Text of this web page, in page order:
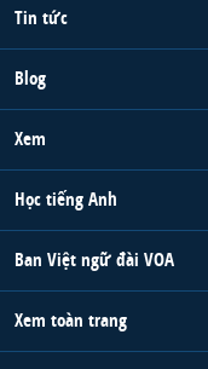
Tin tức
Blog
Xem
Học tiếng Anh
Ban Việt ngữ đài VOA
Xem toàn trang